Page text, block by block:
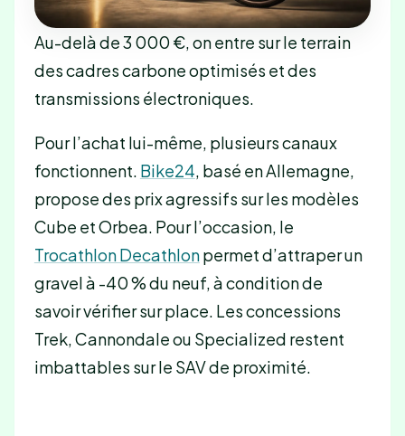
Au-delà de 3 000 €, on entre sur le terrain
des cadres carbone optimisés et des
transmissions électroniques.
Pour l’achat lui-même, plusieurs canaux
fonctionnent. Bike24, basé en Allemagne,
propose des prix agressifs sur les modèles
Cube et Orbea. Pour l’occasion, le
Trocathlon Decathlonpermet d’attraper un
gravel à -40 % du neuf, à condition de
savoir vérifier sur place. Les concessions
Trek, Cannondale ou Specialized restent
imbattables sur le SAV de proximité.